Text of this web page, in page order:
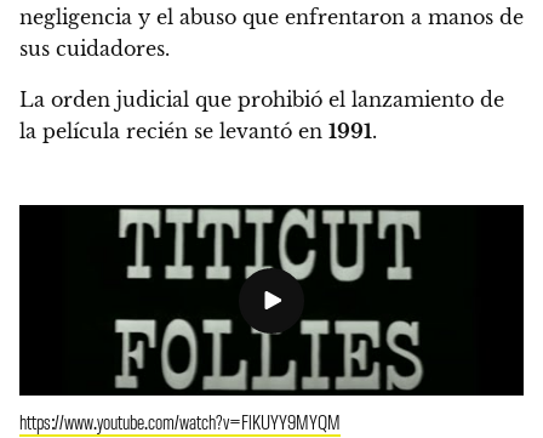
negligencia y el abuso que enfrentaron a manos de
sus cuidadores.
La orden judicial que prohibió el lanzamiento de
la película recién se levantó en 1991.
https://www.youtube.com/watch?v=FlKUYY9MYQM